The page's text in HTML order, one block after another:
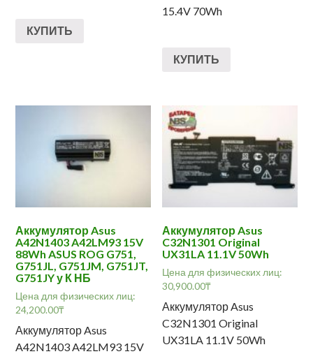
КУПИТЬ
15.4V 70Wh
КУПИТЬ
Аккумулятор Asus
A42N1403 A42LM93 15V
88Wh ASUS ROG G751,
G751JL, G751JM, G751JT,
G751JY у К НБ
Цена для физических лиц:
24,200.00₸
Аккумулятор Asus
A42N1403 A42LM93 15V
Аккумулятор Asus
C32N1301 Original
UX31LA 11.1V 50Wh
Цена для физических лиц:
30,900.00₸
Аккумулятор Asus
C32N1301 Original
UX31LA 11.1V 50Wh